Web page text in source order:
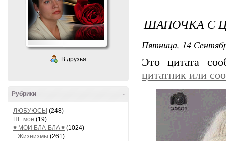
В друзья
-
Рубрики
ЛЮБУЮСЬ! (248)
НЕ моё (19)
♥ МОИ БЛA-БЛA ♥ (1024)
Жизнизмы (261)
ШАПОЧКА С
Пятница, 14
Это цитата
цитатник или